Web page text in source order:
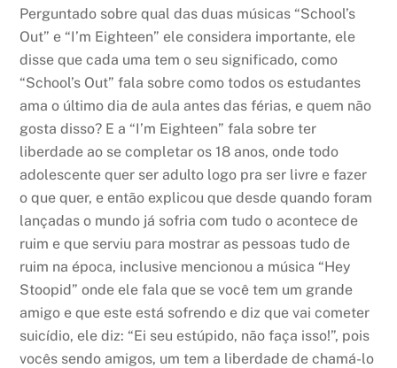
Perguntado sobre qual das duas músicas “School’s
Out” e “I’m Eighteen” ele considera importante, ele
disse que cada uma tem o seu significado, como
“School’s Out” fala sobre como todos os estudantes
ama o último dia de aula antes das férias, e quem não
gosta disso? E a “I’m Eighteen” fala sobre ter
liberdade ao se completar os 18 anos, onde todo
adolescente quer ser adulto logo pra ser livre e fazer
o que quer, e então explicou que desde quando foram
lançadas o mundo já sofria com tudo o acontece de
ruim e que serviu para mostrar as pessoas tudo de
ruim na época, inclusive mencionou a música “Hey
Stoopid” onde ele fala que se você tem um grande
amigo e que este está sofrendo e diz que vai cometer
suicídio, ele diz: “Ei seu estúpido, não faça isso!”, pois
vocês sendo amigos, um tem a liberdade de chamá-lo